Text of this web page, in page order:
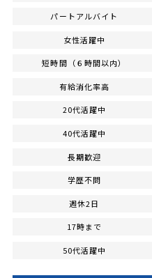
パートアルバイト
女性活躍中
短時間（６時間以内）
有給消化率高
20代活躍中
40代活躍中
長期歓迎
学歴不問
週休2日
17時まで
50代活躍中